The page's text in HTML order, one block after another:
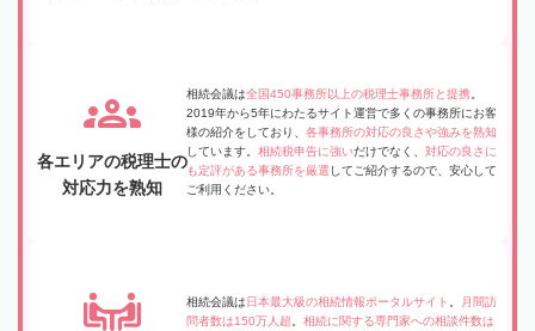
各エリアの税理士の
対応力を熟知
相続会議は全国450事務所以上の税理士事務所と提携
2019年から5年にわたるサイト運営で多くの事務所にお客
様の紹介をしており、 各事務所の対応の良さや強みを熟知
しています。 相続税申告に強いだけでなく、 対応の良さに
も定評がある事務所を厳選 してご紹介するので、安心して
ご利用ください。
相続会議は 日本最大級の相続情報ポータルサイト
月間訪
問者数は150万人超
相続に関する専門家への相談件数は